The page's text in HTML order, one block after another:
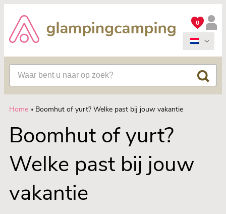
0
Home » Boomhut of yurt? Welke past bij jouw vakantie
Boomhut of yurt?
Welke past bij jouw
vakantie